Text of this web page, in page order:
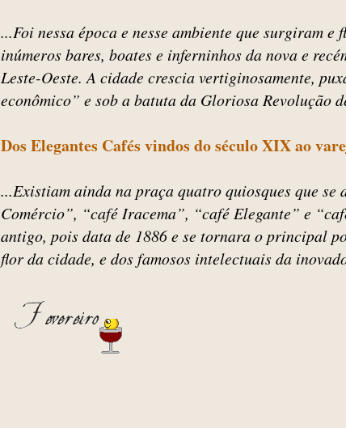
...Foi nessa época e nesse ambiente que surgiram e
inúmeros bares, boates e inferninhos da nova e
Leste-Oeste. A cidade crescia vertiginosamente,
econômico” e sob a batuta da Gloriosa Revolução
Dos Elegantes Cafés vindos do século XIX ao
...Existiam ainda na praça quatro quiosques que se
Comércio”, “café Iracema”, “café Elegante” e
antigo, pois data de 1886 e se tornara o principal
flor da cidade, e dos famosos intelectuais da